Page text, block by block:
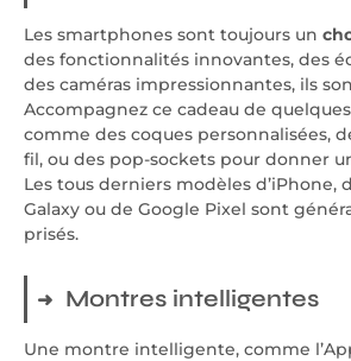
Les smartphones sont toujours un
des fonctionnalités innovantes, des
des caméras impressionnantes, ils
Accompagnez ce cadeau de
comme des coques personnalisées,
fil, ou des pop-sockets pour donner
Les tous derniers modèles d’iPhone,
Galaxy ou de Google Pixel sont
prisés.
Montres intelligentes
Une montre intelligente, comme